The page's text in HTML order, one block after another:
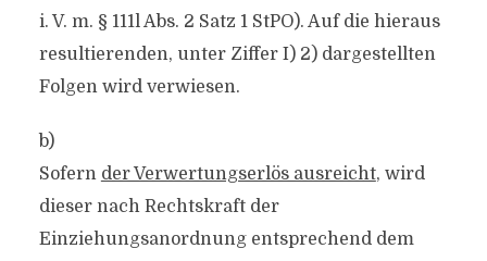
i. V. m. § 111l Abs. 2 Satz 1 StPO). Auf die hieraus
resultierenden, unter Ziffer I) 2) dargestellten
Folgen wird verwiesen.
b)
Sofern der Verwertungserlös ausreicht, wird
dieser nach Rechtskraft der
Einziehungsanordnung entsprechend dem